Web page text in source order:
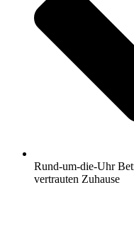
Rund-um-die-Uhr
vertrauten Zuhause